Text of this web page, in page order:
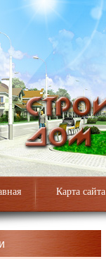
Карта сайта